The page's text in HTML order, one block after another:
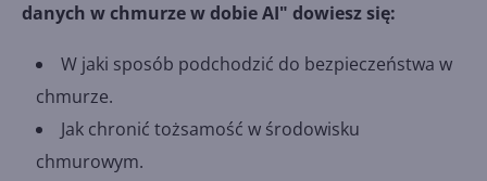
danych w chmurze w dobie AI" dowiesz się:
W jaki sposób podchodzić do bezpieczeństwa w
chmurze.
Jak chronić tożsamość w środowisku
chmurowym.